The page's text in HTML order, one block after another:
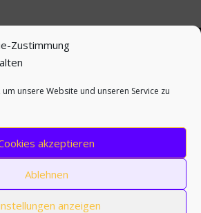
Zustimmung
unsere Website und unseren Service zu
akzeptieren
Ablehnen
anzeigen